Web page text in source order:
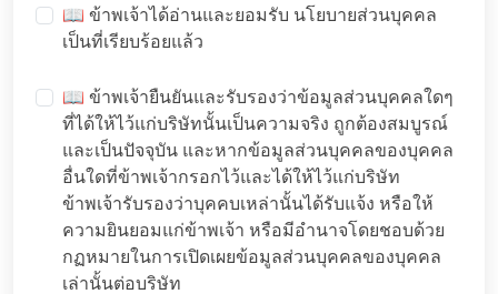
📖 ข้าพเจ้าได้อ่านและยอมรับ นโยบายส่วนบุคคล
เป็นที่เรียบร้อยแล้ว
📖 ข้าพเจ้ายืนยันและรับรองว่าข้อมูลส่วนบุคคลใดๆ
ที่ได้ให้ไว้แก่บริษัทนั้นเป็นความจริง ถูกต้องสมบูรณ์
และเป็นปัจจุบัน และหากข้อมูลส่วนบุคคลของบุคคล
อื่นใดที่ข้าพเจ้ากรอกไว้และได้ให้ไว้แก่บริษัท
ข้าพเจ้ารับรองว่าบุคคบเหล่านั้นได้รับแจ้ง หรือให้
ความยินยอมแก่ข้าพเจ้า หรือมีอำนาจโดยชอบด้วย
กฏหมายในการเปิดเผยข้อมูลส่วนบุคคลของบุคคล
เล่านั้นต่อบริษัท